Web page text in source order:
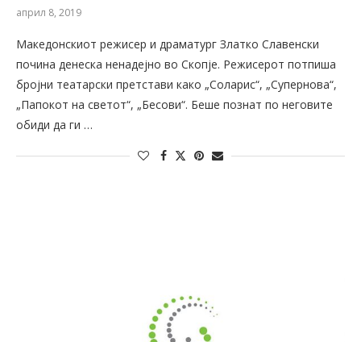
април 8, 2019
Македонскиот режисер и драматург Златко Славенски
почина денеска ненадејно во Скопје. Режисерот потпиша
бројни театарски претстави како „Соларис“, „Супернова“,
„Папокот на светот“, „Бесови“. Беше познат по неговите
обиди да ги …